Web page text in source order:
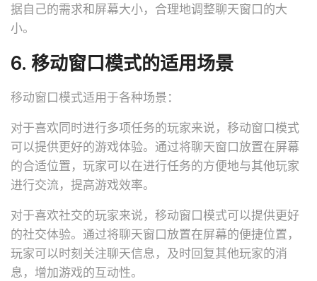
据自己的需求和屏幕大小，合理地调整聊天窗口的大
小。
6. 移动窗口模式的适用场景
移动窗口模式适用于各种场景：
对于喜欢同时进行多项任务的玩家来说，移动窗口模式
可以提供更好的游戏体验。通过将聊天窗口放置在屏幕
的合适位置，玩家可以在进行任务的方便地与其他玩家
进行交流，提高游戏效率。
对于喜欢社交的玩家来说，移动窗口模式可以提供更好
的社交体验。通过将聊天窗口放置在屏幕的便捷位置，
玩家可以时刻关注聊天信息，及时回复其他玩家的消
息，增加游戏的互动性。